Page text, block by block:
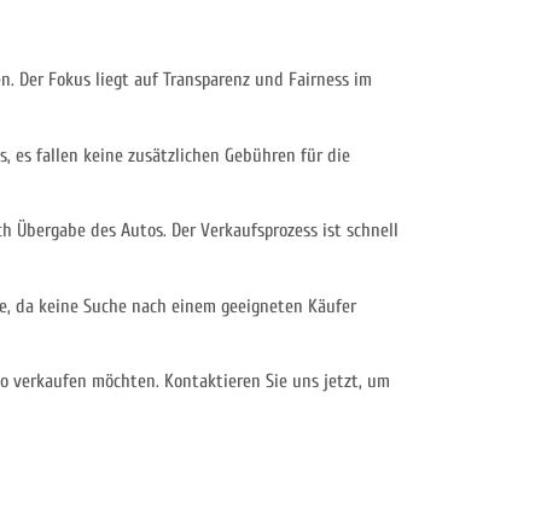
Der Fokus liegt auf Transparenz und Fairness im
es fallen keine zusätzlichen Gebühren für die
des Autos. Der Verkaufsprozess ist schnell
keine Suche nach einem geeigneten Käufer
verkaufen möchten. Kontaktieren Sie uns jetzt, um